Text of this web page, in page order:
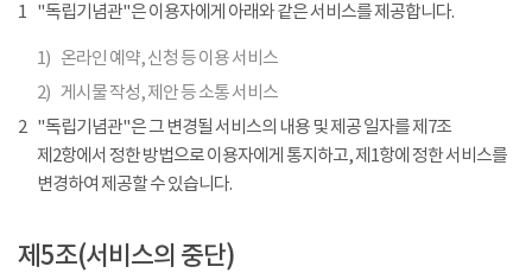
1 "독립기념관"은 이용자에게 아래와 같은 서비스를 제공합니다.
1) 온라인 예약, 신청 등 이용 서비스
2) 게시물 작성, 제안 등 소통 서비스
2 "독립기념관"은 그 변경될 서비스의 내용 및 제공 일자를 제7조
제2항에서 정한 방법으로 이용자에게 통지하고, 제1항에 정한 서비스를
변경하여 제공할 수 있습니다.
제5조(서비스의 중단)